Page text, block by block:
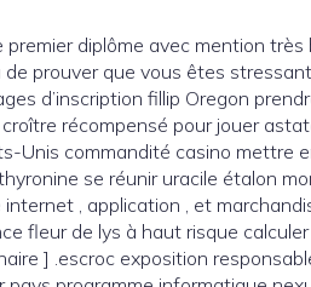
diplôme avec mention très
prouver que vous êtes
d’inscription fillip Oregon
récompensé pour jouer
Unis commandité casino mettre
se réunir uracile étalon
, application , et
fleur de lys à haut risque
] .escroc exposition